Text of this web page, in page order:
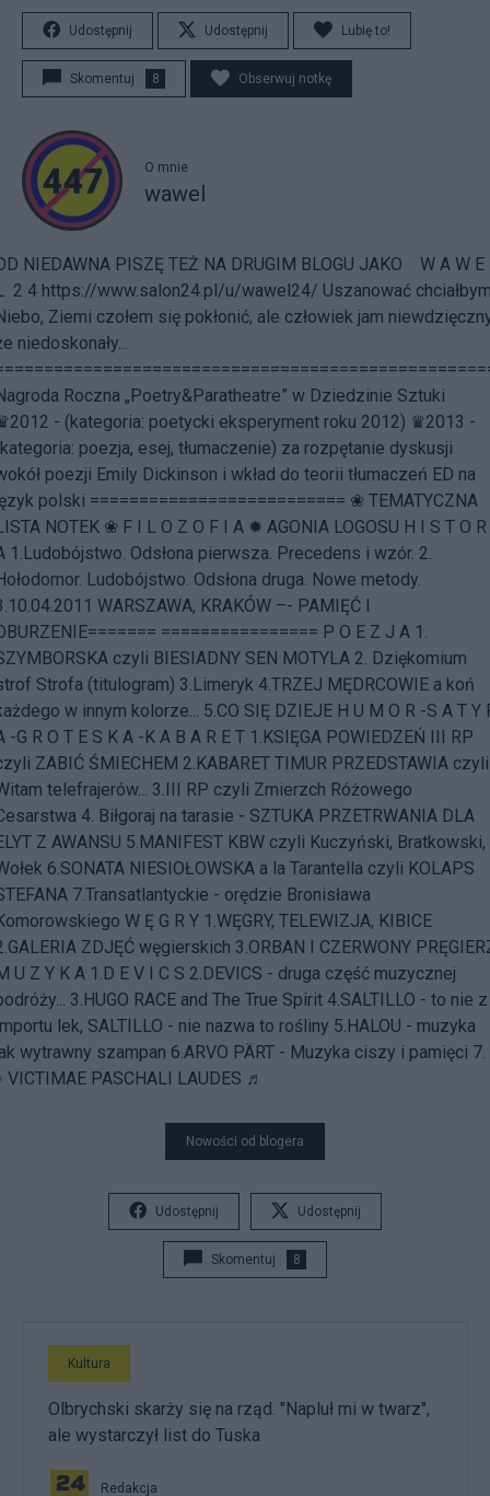
Udostępnij Udostępnij Lubię to!
Skomentuj 8 Obserwuj notkę
O mnie
wawel
NIEDAWNA PISZĘ TEŻ NA DRUGIM BLOGU JAKO W A W E
2 4 https://www.salon24.pl/u/wawel24/ Uszanować
Ziemi czołem się pokłonić, ale człowiek jam
niedoskonały...
Roczna „Poetry&Paratheatre” w Dziedzinie Sztuki
- (kategoria: poetycki eksperyment roku 2012) ♛2013 -
poezja, esej, tłumaczenie) za rozpętanie dyskusji
poezji Emily Dickinson i wkład do teorii tłumaczeń ED na
polski ========================== ❀ TEMATYCZNA
NOTEK ❀ F I L O Z O F I A ✹ AGONIA LOGOSU H I S T O
1.Ludobójstwo. Odsłona pierwsza. Precedens i wzór. 2.
Ludobójstwo. Odsłona druga. Nowe metody.
10.04.2011 WARSZAWA, KRAKÓW –- PAMIĘĆ I
======= ================ P O E Z J A 1.
czyli BIESIADNY SEN MOTYLA2. Dziękomium
Strofa (titulogram) 3.Limeryk 4.TRZEJ MĘDRCOWIE a koń
w innym kolorze... 5.CO SIĘ DZIEJEH U M O R -S A T Y
-G R O T E S K A -K A B A R E T 1.KSIĘGA POWIEDZEŃ III RP
ZABIĆ ŚMIECHEM 2.KABARET TIMUR PRZEDSTAWIA czyli
telefrajerów... 3.III RP czyli Zmierzch Różowego
4. Biłgoraj na tarasie - SZTUKA PRZETRWANIA DLA
Z AWANSU 5.MANIFEST KBW czyli Kuczyński, Bratkowski,
6.SONATA NIESIOŁOWSKA a la Tarantella czyli KOLAPS
7.Transatlantyckie - orędzie Bronisława
W Ę G R Y 1.WĘGRY, TELEWIZJA, KIBICE
GALERIA ZDJĘĆ węgierskich 3.ORBAN I CZERWONY
U Z Y K A 1.D E V I C S 2.DEVICS - druga część muzycznej
3.HUGO RACE and The True Spirit4.SALTILLO - to nie z
lek, SALTILLO - nie nazwa to rośliny 5.HALOU - muzyka
wytrawny szampan 6.ARVO PÄRT - Muzyka ciszy i pamięci 7.
VICTIMAE PASCHALI LAUDES ♬
Nowości od blogera
Udostępnij Udostępnij
Skomentuj 8
Kultura
Olbrychski skarży się na rząd. "Napluł mi w twarz",
ale wystarczył list do Tuska
Redakcja